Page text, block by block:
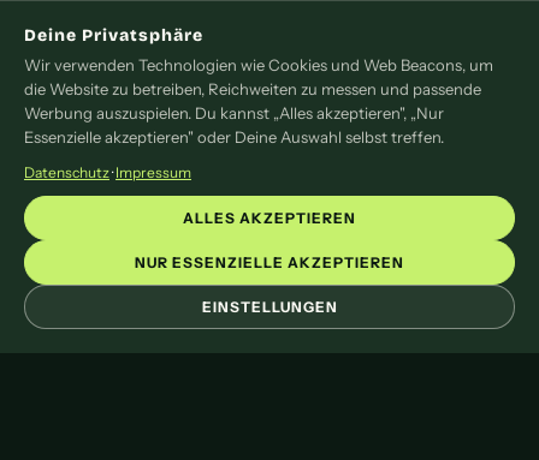
MITMACHEN
Redaktion
Pressemitteilung
Newsletter
LEGAL
Impressum
Datenschutz
Cookie-Einstellungen
Deine Privatsphäre
Wir verwenden Technologien wie Cookies und Web Beacons, um
die Website zu betreiben, Reichweiten zu messen und passende
Werbung auszuspielen. Du kannst „Alles akzeptieren", „Nur
Essenzielle akzeptieren" oder Deine Auswahl selbst treffen.
Datenschutz·Impressum
EINSTELLUNGEN
NUR ESSENZIELLE AKZEPTIEREN
ALLES AKZEPTIEREN